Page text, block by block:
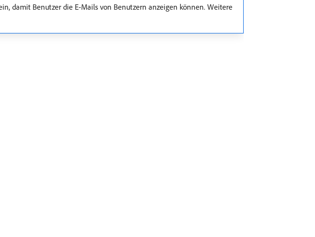
damit Benutzer die E-Mails von Benutzern anzeigen können. Weitere